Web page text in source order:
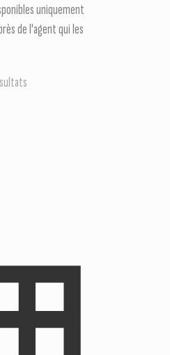
uniquement
de l'agent qui les